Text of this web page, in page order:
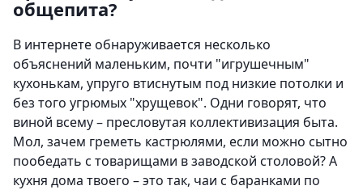
общепита?
В интернете обнаруживается несколько
объяснений маленьким, почти "игрушечным"
кухонькам, упруго втиснутым под низкие потолки и
без того угрюмых "хрущевок". Одни говорят, что
виной всему – пресловутая коллективизация быта.
Мол, зачем греметь кастрюлями, если можно сытно
пообедать с товарищами в заводской столовой? А
кухня дома твоего – это так, чаи с баранками по